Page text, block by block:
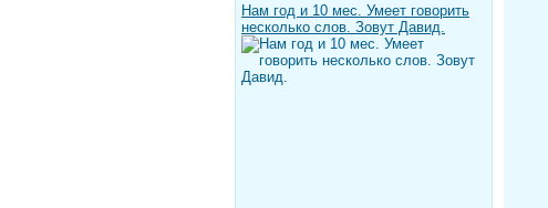
Нам год и 10 мес. Умеет говорить
несколько слов. Зовут Давид.